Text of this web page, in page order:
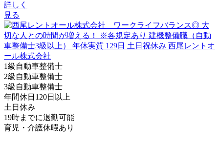
詳しく
見る
1級自動車整備士
2級自動車整備士
3級自動車整備士
年間休日120日以上
土日休み
19時までに退勤可能
育児・介護休暇あり